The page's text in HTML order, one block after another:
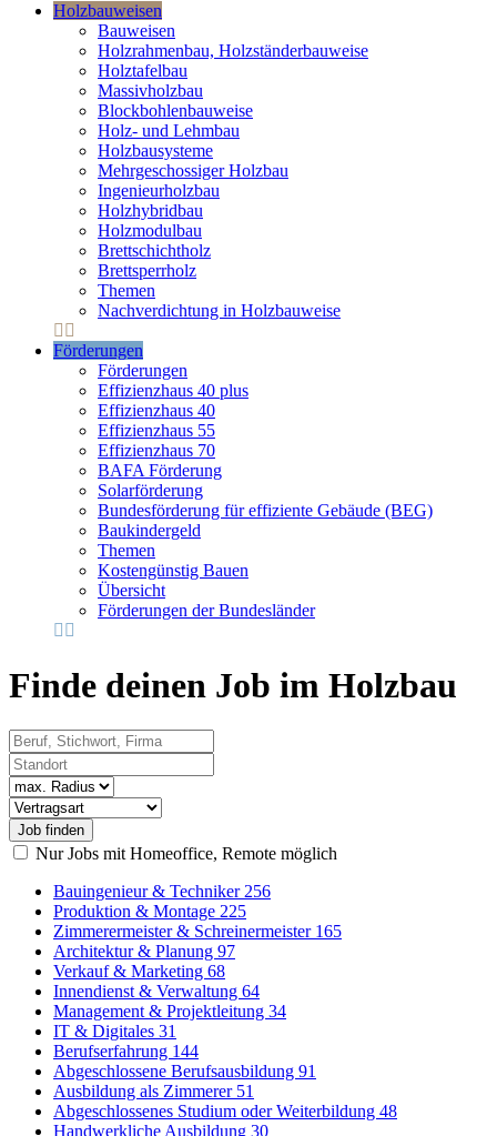
Holzbauweisen
Bauweisen
Holzrahmenbau, Holzständerbauweise
Holztafelbau
Massivholzbau
Blockbohlenbauweise
Holz- und Lehmbau
Holzbausysteme
Mehrgeschossiger Holzbau
Ingenieurholzbau
Holzhybridbau
Holzmodulbau
Brettschichtholz
Brettsperrholz
Themen
Nachverdichtung in Holzbauweise
Förderungen
Förderungen
Effizienzhaus 40 plus
Effizienzhaus 40
Effizienzhaus 55
Effizienzhaus 70
BAFA Förderung
Solarförderung
Bundesförderung für effiziente Gebäude (BEG)
Baukindergeld
Themen
Kostengünstig Bauen
Übersicht
Förderungen der Bundesländer
Finde deinen Job im Holzbau
Beruf, Stichwort, Firma
Standort
Radius
Vertragsart
Nur Jobs mit Homeoffice, Remote möglich
Bauingenieur & Techniker 256
Produktion & Montage 225
Zimmerermeister & Schreinermeister 165
Architektur & Planung 97
Verkauf & Marketing 68
Innendienst & Verwaltung 64
Management & Projektleitung 34
IT & Digitales 31
Berufserfahrung 144
Abgeschlossene Berufsausbildung 91
Ausbildung als Zimmerer 51
Abgeschlossenes Studium oder Weiterbildung 48
Handwerkliche Ausbildung 30